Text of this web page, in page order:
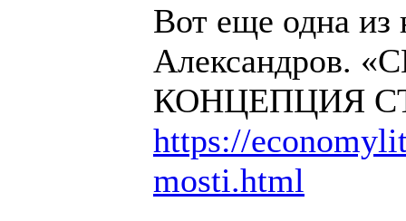
Вот еще одна
Александров.
КОНЦЕПЦИЯ
https://
mosti.html